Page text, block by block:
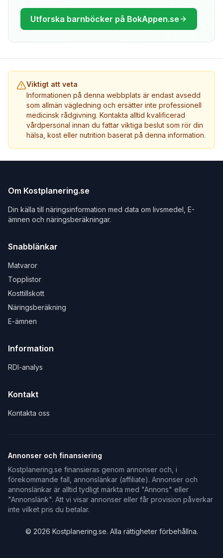
Utforska barnböcker på BokAppen.se
Viktigt att veta
Informationen på denna webbplats är endast avsedd
som allmän vägledning och ersätter inte professionell
medicinsk rådgivning. Kontakta alltid kvalificerad
vårdpersonal innan du fattar viktiga beslut som rör din
hälsa, kost eller nutrition baserat på denna information.
Om Kostplanering.se
Din källa till näringsinformation med data om livsmedel, E-
ämnen och näringsberäkningar.
Snabblänkar
Matvaror
Topplistor
Kosttillskott
Näringsberäkning
E-ämnen
Information
RDI-analys
Kontakt
Kontakta oss
Annonser och finansiering
Kostplanering.se finansieras genom annonser och, i
förekommande fall, annonslänkar (affiliate). Annonser och
annonslänkar är alltid tydligt märkta med "Annons" eller
"Annonslänk". Att vi visar annonser eller får provision påverkar
inte vilket pris du betalar.
© 2026 Kostplanering.se. Alla rättigheter förbehållna.